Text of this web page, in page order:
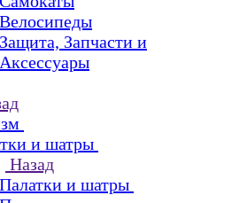
Велосипеды
Защита, Запчасти и
Аксессуары
и шатры
Назад
Палатки и шатры